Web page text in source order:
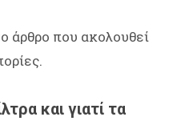
άρθρο που ακολουθεί
και γιατί τα